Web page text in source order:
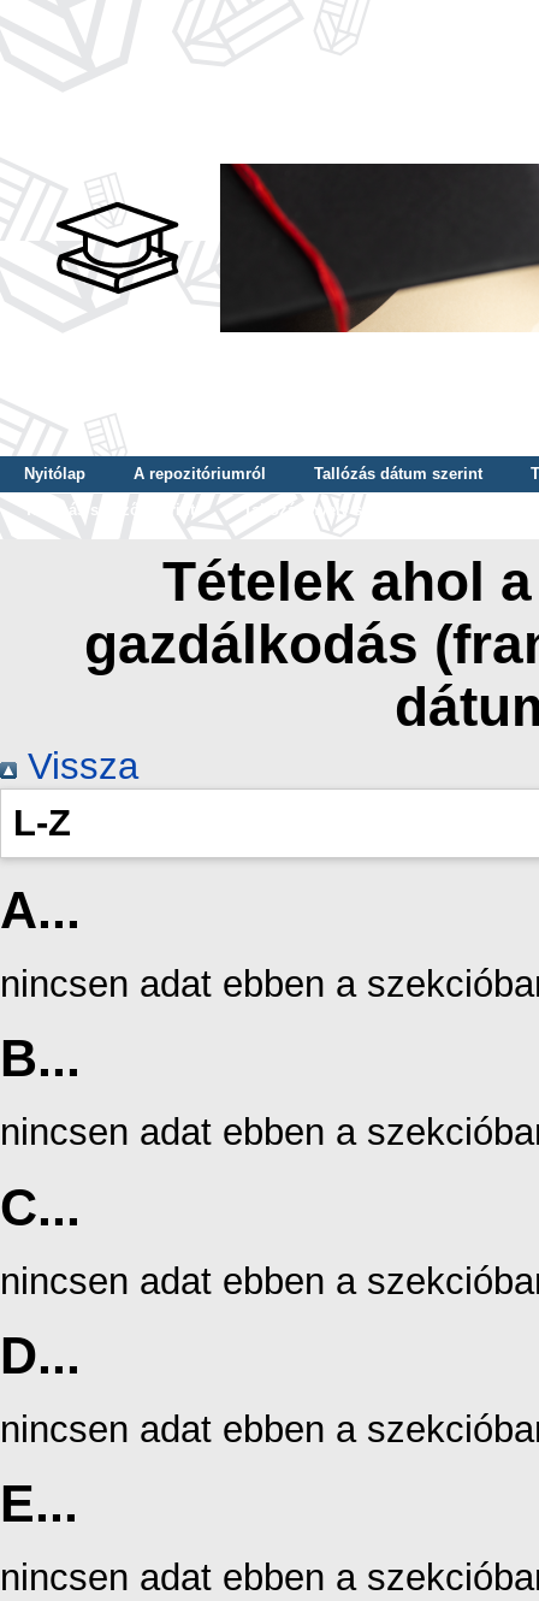
Nyitólap A repozitóriumról Tallózás dátum szerint
Tallózás szerző szerint
Tallózás nyelv szerint
Tételek ahol
gazdálkodás
Vissza
L-Z
A...
nincsen adat ebben a
B...
nincsen adat ebben a
C...
nincsen adat ebben a
D...
nincsen adat ebben a
E...
nincsen adat ebben a